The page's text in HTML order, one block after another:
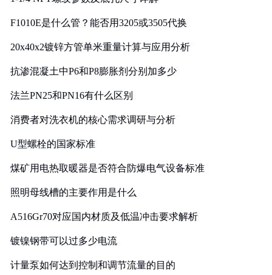
F1010E是什么管？能否用3205或3505代换
20x40x2镀锌方管单米重量计算与应用分析
抗渗混凝土中P6和P8膨胀剂分别加多少
法兰PN25和PN16有什么区别
消费者对洗衣机的核心需求调研与分析
U型螺栓的国家标准
煤矿用电热取暖器是否符合防爆电气设备标准
照明母线槽的主要作用是什么
A516Gr70对应国内材质及低温冲击要求解析
镀镍钢带可以过多少电流
计量泵如何达到控制和调节流量的目的